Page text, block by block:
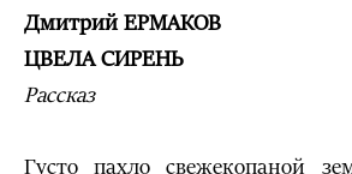
Дмитрий ЕРМАКОВ
ЦВЕЛА СИРЕНЬ
Рассказ
Густо пахло свежекопаной